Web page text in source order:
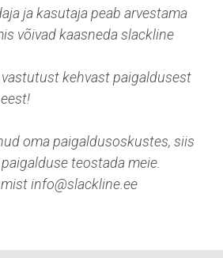
ja kasutaja peab arvestama
võivad kaasneda slackline
vastutust kehvast paigaldusest
oma paigaldusoskustes, siis
teostada meie.
info@slackline.ee